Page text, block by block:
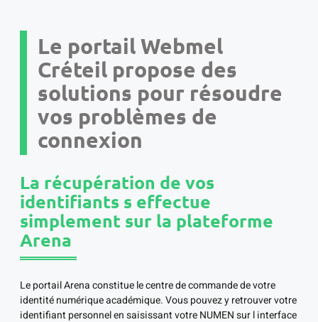
Le portail Webmel
Créteil propose des
solutions pour résoudre
vos problèmes de
connexion
La récupération de vos
identifiants s effectue
simplement sur la plateforme
Arena
Le portail Arena constitue le centre de commande de votre
identité numérique académique. Vous pouvez y retrouver votre
identifiant personnel en saisissant votre NUMEN sur l interface